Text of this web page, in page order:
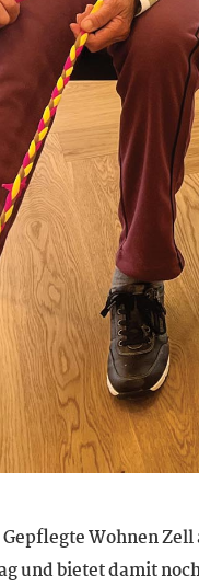
Wohnen
und bietet damit